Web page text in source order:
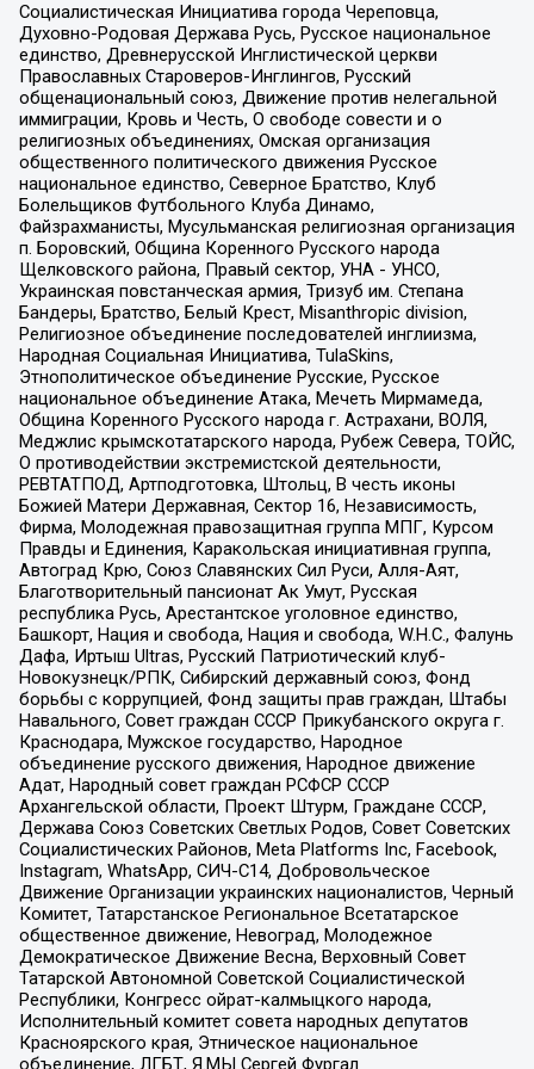
Социалистическая Инициатива города Череповца,
Духовно-Родовая Держава Русь, Русское национальное
единство, Древнерусской Инглистической церкви
Православных Староверов-Инглингов, Русский
общенациональный союз, Движение против нелегальной
иммиграции, Кровь и Честь, О свободе совести и о
религиозных объединениях, Омская организация
общественного политического движения Русское
национальное единство, Северное Братство, Клуб
Болельщиков Футбольного Клуба Динамо,
Файзрахманисты, Мусульманская религиозная организация
п. Боровский, Община Коренного Русского народа
Щелковского района, Правый сектор, УНА - УНСО,
Украинская повстанческая армия, Тризуб им. Степана
Бандеры, Братство, Белый Крест, Misanthropic division,
Религиозное объединение последователей инглиизма,
Народная Социальная Инициатива, TulaSkins,
Этнополитическое объединение Русские, Русское
национальное объединение Атака, Мечеть Мирмамеда,
Община Коренного Русского народа г. Астрахани, ВОЛЯ,
Меджлис крымскотатарского народа, Рубеж Севера, ТОЙС,
О противодействии экстремистской деятельности,
РЕВТАТПОД, Артподготовка, Штольц, В честь иконы
Божией Матери Державная, Сектор 16, Независимость,
Фирма, Молодежная правозащитная группа МПГ, Курсом
Правды и Единения, Каракольская инициативная группа,
Автоград Крю, Союз Славянских Сил Руси, Алля-Аят,
Благотворительный пансионат Ак Умут, Русская
республика Русь, Арестантское уголовное единство,
Башкорт, Нация и свобода, Нация и свобода, W.H.С., Фалунь
Дафа, Иртыш Ultras, Русский Патриотический клуб-
Новокузнецк/РПК, Сибирский державный союз, Фонд
борьбы с коррупцией, Фонд защиты прав граждан, Штабы
Навального, Совет граждан СССР Прикубанского округа г.
Краснодара, Мужское государство, Народное
объединение русского движения, Народное движение
Адат, Народный совет граждан РСФСР СССР
Архангельской области, Проект Штурм, Граждане СССР,
Держава Союз Советских Светлых Родов, Совет Советских
Социалистических Районов, Meta Platforms Inc, Facebook,
Instagram, WhatsApp, СИЧ-С14, Добровольческое
Движение Организации украинских националистов, Черный
Комитет, Татарстанское Региональное Всетатарское
общественное движение, Невоград, Молодежное
Демократическое Движение Весна, Верховный Совет
Татарской Автономной Советской Социалистической
Республики, Конгресс ойрат-калмыцкого народа,
Исполнительный комитет совета народных депутатов
Красноярского края, Этническое национальное
объединение, ЛГБТ, Я.МЫ Сергей Фургал